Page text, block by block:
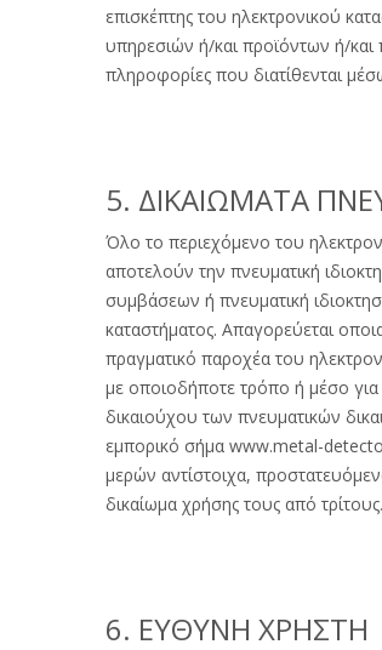
επισκέπτης του ηλεκτρονικού
υπηρεσιών ή/και προϊόντων ή/και
πληροφορίες που διατίθενται
5. ΔΙΚΑΙΩΜΑΤΑ
Όλο το περιεχόμενο του
αποτελούν την πνευματική
συμβάσεων ή πνευματική
καταστήματος. Απαγορεύεται
πραγματικό παροχέα του
με οποιοδήποτε τρόπο ή μέσο
δικαιούχου των πνευματικών
εμπορικό σήμα www.metal-
μερών αντίστοιχα,
δικαίωμα χρήσης τους από τρίτους.
6. ΕΥΘΥΝΗ ΧΡΗΣΤΗ